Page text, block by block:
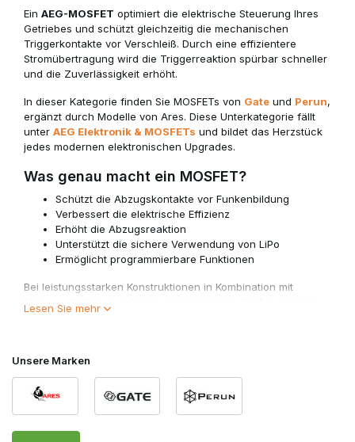
Ein AEG-MOSFET optimiert die elektrische Steuerung Ihres
Getriebes und schützt gleichzeitig die mechanischen
Triggerkontakte vor Verschleiß. Durch eine effizientere
Stromübertragung wird die Triggerreaktion spürbar schneller
und die Zuverlässigkeit erhöht.
In dieser Kategorie finden Sie MOSFETs von Gate und Perun,
ergänzt durch Modelle von Ares. Diese Unterkategorie fällt
unter AEG Elektronik & MOSFETs und bildet das Herzstück
jedes modernen elektronischen Upgrades.
Was genau macht ein MOSFET?
Schützt die Abzugskontakte vor Funkenbildung
Verbessert die elektrische Effizienz
Erhöht die Abzugsreaktion
Unterstützt die sichere Verwendung von LiPo
Ermöglicht programmierbare Funktionen
Bei leistungsstarken Konstruktionen in Kombination mit
Systeme
Basis-MOSFET
Elektrischer Schutz
Verbesserter Stromdurchfluss
Lesen Sie mehr
Unsere Marken